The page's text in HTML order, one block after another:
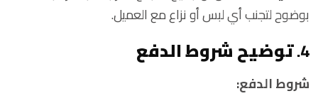
بوضوح لتجنب أي لبس أو نزاع مع العميل.
4. توضيح شروط الدفع
شروط الدفع: